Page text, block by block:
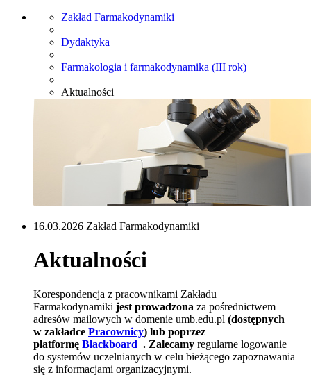
Zakład Farmakodynamiki
Dydaktyka
Farmakologia i farmakodynamika (III rok)
Aktualności
16.03.2026 Zakład Farmakodynamiki
Aktualności
Korespondencja z pracownikami Zakładu
Farmakodynamiki jest prowadzona za pośrednictwem
adresów mailowych w domenie umb.edu.pl (dostępnych
w zakładce Pracownicy) lub poprzez
platformę Blackboard . Zalecamy regularne logowanie
do systemów uczelnianych w celu bieżącego zapoznawania
się z informacjami organizacyjnymi.